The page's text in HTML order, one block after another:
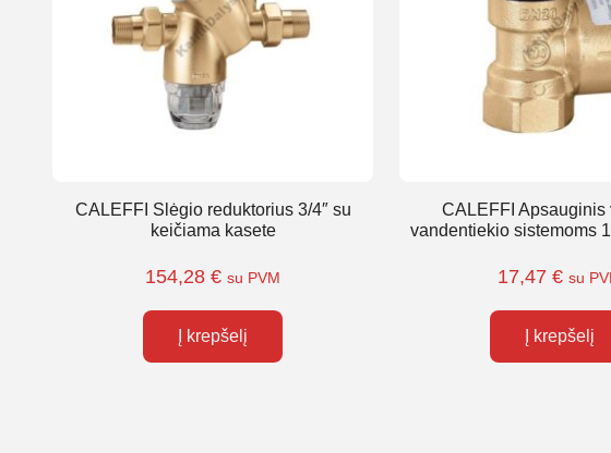
CALEFFI Slėgio reduktorius 3/4″ su
keičiama kasete
154,28 € su PVM
Į krepšelį
CALEFFI Apsauginis
vandentiekio sistemoms
17,47 € su
Į krepšelį